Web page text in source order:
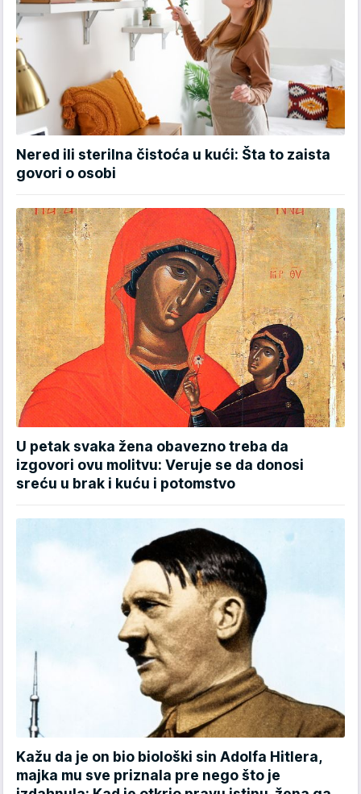
Nered ili sterilna čistoća u kući: Šta to zaista
govori o osobi
U petak svaka žena obavezno treba da
izgovori ovu molitvu: Veruje se da donosi
sreću u brak i kuću i potomstvo
Kažu da je on bio biološki sin Adolfa Hitlera,
majka mu sve priznala pre nego što je